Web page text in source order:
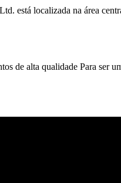
está localizada na área
de alta qualidade Para